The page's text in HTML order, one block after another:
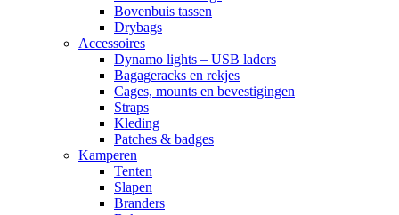
Bovenbuis tassen
Drybags
Accessoires
Dynamo lights – USB laders
Bagageracks en rekjes
Cages, mounts en bevestigingen
Straps
Kleding
Patches & badges
Kamperen
Tenten
Slapen
Branders